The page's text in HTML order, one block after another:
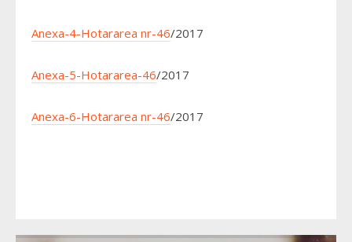
Anexa-4-Hotararea nr-46/2017
Anexa-5-Hotararea-46/2017
Anexa-6-Hotararea nr-46/2017